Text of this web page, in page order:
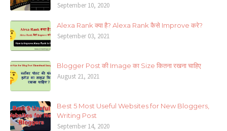
September 10, 2020
Alexa Rank क्या है? Alexa Rank कैसे Improve करे?
September 03, 2021
Blogger Post की Image का Size कितना रखना चाहिए
August 21, 2021
Best 5 Most Useful Websites for New Bloggers,
Writing Post
September 14, 2020